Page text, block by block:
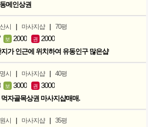
메인상권
시 | 마사지샵 | 70평
보 2000 권 2000
가 인근에 위치하여 유동인구 많은샵
시 | 마사지샵 | 40평
보 3000 권 3000
자골목상권 마사지샵매매.
시 | 마사지샵 | 35평